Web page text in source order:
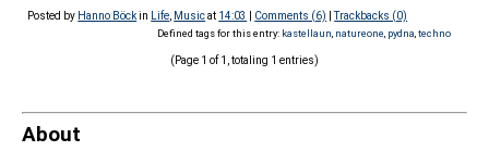
Posted by Hanno Böckin Life Musicat 14:03 Comments (6) |Trackbacks (0)
Defined tags for this entry: kastellaun natureone pydna techno
(Page 1 of 1, totaling 1 entries)
About